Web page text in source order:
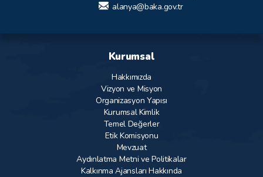
alanya@baka.gov.tr
Kurumsal
Hakkımızda
Vizyon ve Misyon
Organizasyon Yapısı
Kurumsal Kimlik
Temel Değerler
Etik Komisyonu
Mevzuat
Aydınlatma Metni ve Politikalar
Kalkınma Ajansları Hakkında